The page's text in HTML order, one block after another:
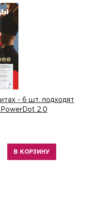
- 6 шт. подходят
PowerDot 2.0
В КОРЗИНУ